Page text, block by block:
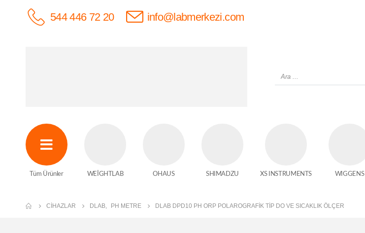
info@labmerkezi.com
544 446 72 20
Tüm Ürünler WEİGHTLAB OHAUS SHIMADZU XS INSTRUMENTS WIGGENS
CIHAZLAR DLAB PH METRE DLAB DPD10 PH ORP POLAROGRAFIK TIP DO VE SICAKLIK ÖLÇER